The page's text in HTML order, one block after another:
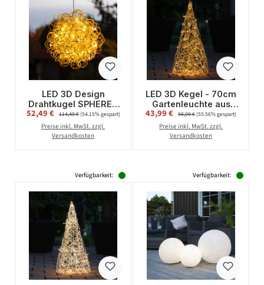
LED 3D Design
Drahtkugel SPHERE -
50 warmweiße LED -
D: 30cm - für Innen
und Außen - gold
Verkaufspreis:
52,49 € Regulärer Preis:
114,49 €(54.15% gespart)
Preise inkl. MwSt. zzgl.
Versandkosten
LED 3D Kegel - 70cm
Gartenleuchte aus
Draht - 100
warmweiße LED - für
Außen - goldener
Verkaufspreis:
43,99 € Regulärer Preis:
98,99 €(55.56% gespart)
Preise inkl. MwSt. zzgl.
Versandkosten
Verfügbarkeit: Verfügbarkeit: